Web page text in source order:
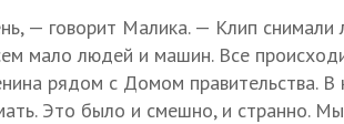
— говорит Малика. — Клип
мало людей и машин. Все
рядом с Домом правительства.
Это было и смешно, и странно.